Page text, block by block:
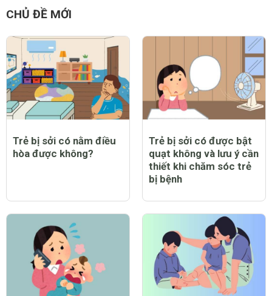
Lễ vật cúng đưa ông bà
mùng 3 tết và văn khấn
CHỦ ĐỀ MỚI
Trẻ bị sởi có nằm điều
hòa được không?
Trẻ bị sởi có được bật
quạt không và lưu ý cần
thiết khi chăm sóc trẻ
bị bệnh